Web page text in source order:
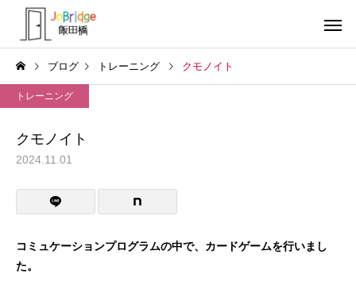
働き続けるための土台 全力禁止のススメ
ブログ トレーニング クモノイト
トレーニング
クモノイト
2024.11.01
コミュケーションプログラムの中で、カードゲームを行いまし
た。